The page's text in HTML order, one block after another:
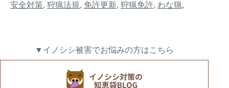
安全対策, 狩猟法規, 免許更新, 狩猟免許, わな猟,
▼イノシシ被害でお悩みの方はこちら